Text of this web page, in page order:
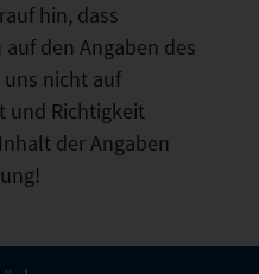
hin, dass
den Angaben des
nicht auf
und Richtigkeit
der Angaben